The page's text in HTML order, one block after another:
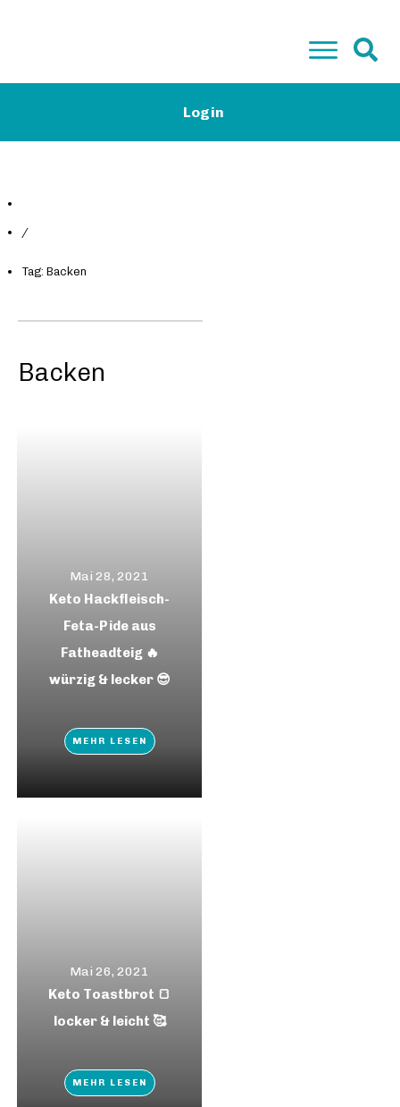
Start
Low-Carb Rezepte
Login
/
Tag: Backen
Backen
Mai 28, 2021
Keto Hackfleisch-
Feta-Pide aus
Fatheadteig 🔥
würzig & lecker 😎
MEHR LESEN
Mai 26, 2021
Keto Toastbrot 🍞
locker & leicht 🥰
MEHR LESEN